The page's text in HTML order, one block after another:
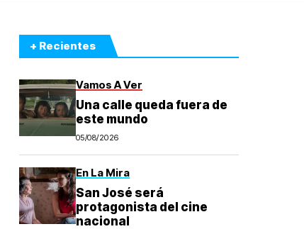
+ Recientes
Vamos A Ver
Una calle queda fuera de
este mundo
05/08/2026
En La Mira
San José será
protagonista del cine
nacional